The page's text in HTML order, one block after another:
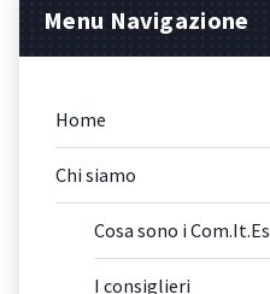
Menu Navigazione
Home
Chi siamo
Cosa sono i Com.It.Es
I consiglieri